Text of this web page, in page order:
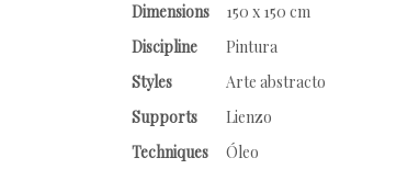
Dimensions
150 x 150 cm
Discipline
Pintura
Styles
Arte abstracto
Supports
Lienzo
Techniques
Óleo